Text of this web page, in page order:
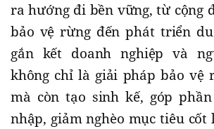
ra hướng đi bền vững, từ cộng
bảo vệ rừng đến phát triển
gắn kết doanh nghiệp và
không chỉ là giải pháp bảo vệ
mà còn tạo sinh kế, góp
nhập, giảm nghèo mục tiêu cốt